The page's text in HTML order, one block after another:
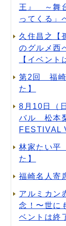
王』 ～舞
ってくる」
久住昌之【
のグルメ西
【イベント
第2回 福崎
た】
8月10日（
バル 松本
FESTIVAL
林家たい平
た】
福崎名人寄
アルミカン
念！〜世に
ベントは終